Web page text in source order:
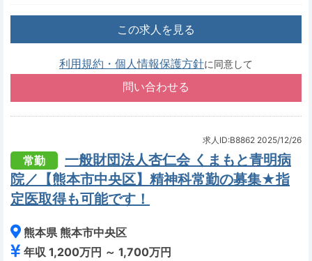
この求人を見る
利用規約・個人情報保護方針に同意して
求人ID:B8862 2025/12/26
常勤
一般財団法人杏仁会 くまもと青明病
院／【熊本市中央区】精神科常勤の募集★指
定医取得も可能です！
熊本県 熊本市中央区
年収 1,200万円 ～ 1,700万円